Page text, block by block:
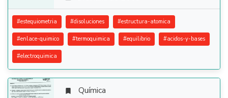
#estequiometria #disoluciones #estructura-atomica
#enlace-quimico #termoquimica #equilibrio #acidos-y-bases
#electroquimica
 Química